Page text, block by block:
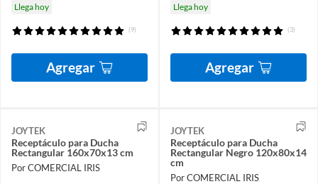
Llega hoy
(9)
Agregar
Llega hoy
(3)
Agregar
JOYTEK
Receptáculo para Ducha
Rectangular 160x70x13 cm
Por COMERCIAL IRIS
JOYTEK
Receptáculo para Ducha
Rectangular Negro 120x80x14
cm
Por COMERCIAL IRIS